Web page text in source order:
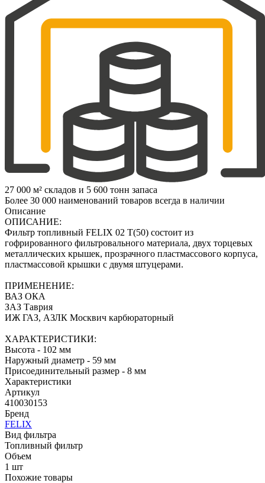
27 000 м² складов и 5 600 тонн запаса
Более 30 000 наименований товаров всегда в наличии
Описание
ОПИСАНИЕ:
Фильтр топливный FELIX 02 T(50) состоит из
гофрированного фильтровального материала, двух торцевых
металлических крышек, прозрачного пластмассового корпуса,
пластмассовой крышки с двумя штуцерами.
ПРИМЕНЕНИЕ:
ВАЗ ОКА
ЗАЗ Таврия
ИЖ ГАЗ, АЗЛК Москвич карбюраторный
ХАРАКТЕРИСТИКИ:
Высота - 102 мм
Наружный диаметр - 59 мм
Присоединительный размер - 8 мм
Характеристики
Артикул
410030153
Бренд
FELIX
Вид фильтра
Топливный фильтр
Объем
1 шт
Похожие товары